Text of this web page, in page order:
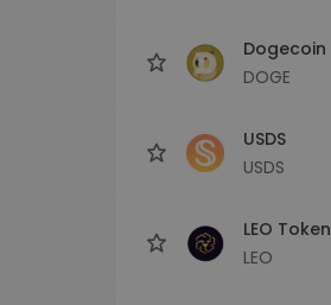
Dogecoin
DOGE
USDS
USDS
LEO Token
LEO